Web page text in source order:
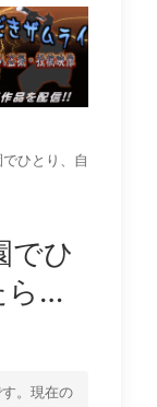
ひとり、自
でひ
ら…
。現在の